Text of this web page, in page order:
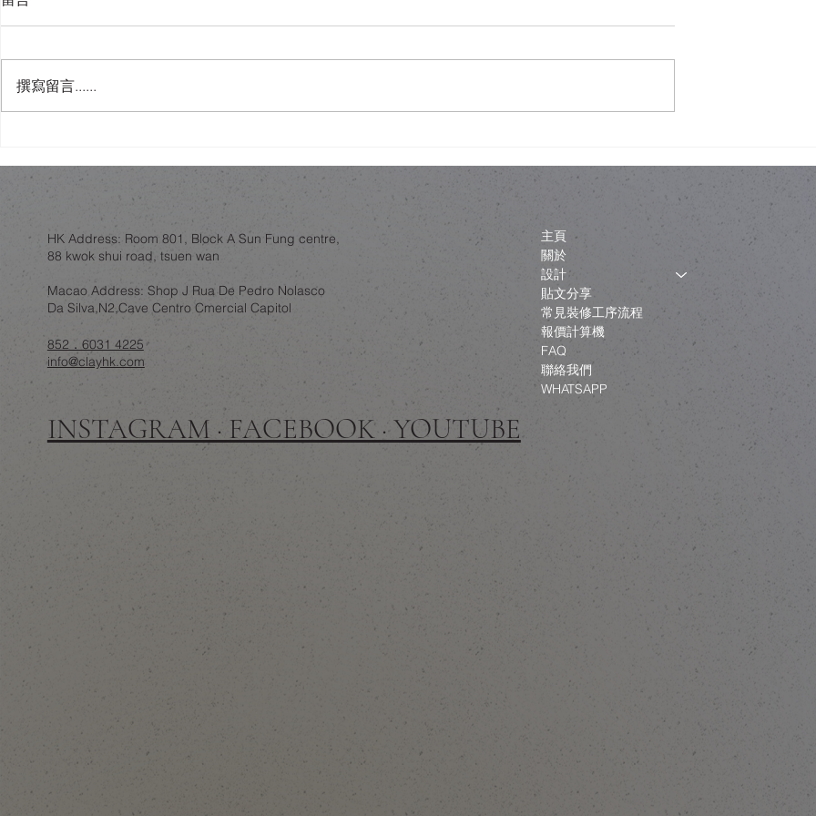
錯視設計作為一層誘餌
練：結構限制下的設計取捨
破壞」：翻新工程如何不淪
政治騷？
撰寫留言......
HK Address: Room 801, Block A Sun Fung centre,
88 kwok shui road, tsuen wan
Macao Address: Shop J Rua De Pedro Nolasco
Da Silva,N2,Cave Centro Cmercial Capitol
852．6031 4225
info@clayhk.com
INSTAGRAM · FACEBOOK · YOUTUBE
主頁
關於
設計
貼文分享
常見裝修工序流程
報價計算機
FAQ
聯絡我們
WHATSAPP